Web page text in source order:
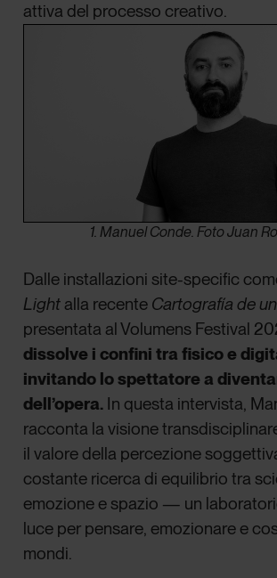
attiva del processo creativo.
1. Manuel Conde. Foto Juan
Dalle installazioni site-specific
Light alla recente Cartografía de
presentata al Volumens Festival
dissolve i confini tra fisico e
invitando lo spettatore a
dell’opera. In questa intervista,
racconta la visione
il valore della percezione
costante ricerca di equilibrio tra
emozione e spazio — un
luce per pensare, emozionare e
mondi.